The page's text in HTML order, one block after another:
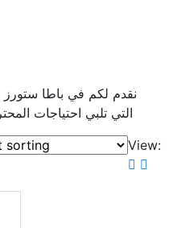
نقدم لكم في باطا
التي تلبي احتياجات
View: